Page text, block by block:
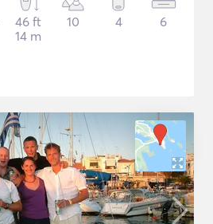
46 ft
14 m
10 4 6